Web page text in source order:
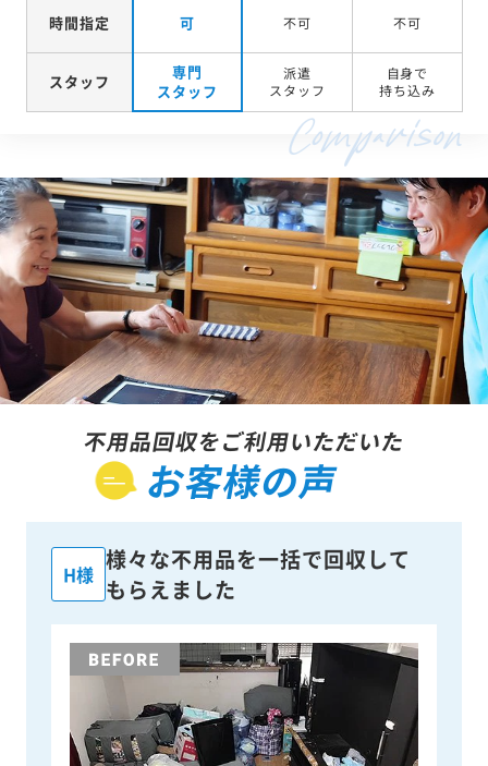
時間指定 可 不可 不可
スタッフ
専門
スタッフ
派遣
スタッフ
自身で
持ち込み
不用品回収をご利用いただいた
お客様の声
H様
様々な不用品を一括で回収して
もらえました